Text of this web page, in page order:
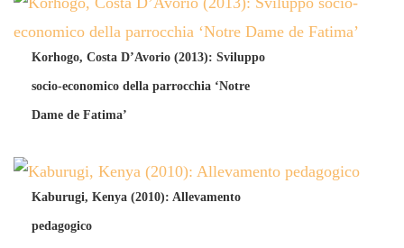
Korhogo, Costa D’Avorio (2013): Sviluppo
socio-economico della parrocchia ‘Notre
Dame de Fatima’
Kaburugi, Kenya (2010): Allevamento
pedagogico